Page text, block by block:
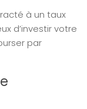
à un taux
d’investir votre
par